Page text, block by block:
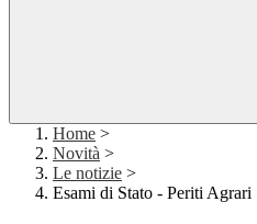
Home >
Novità >
Le notizie >
Esami di Stato - Periti Agrari